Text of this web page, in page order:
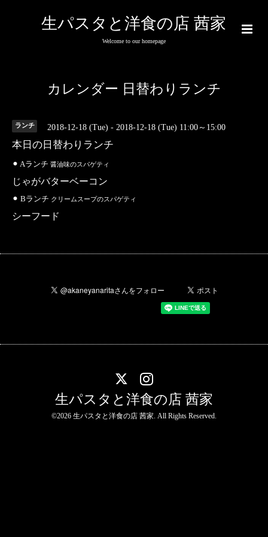
生パスタと洋食の店 茜家
Welcome to our homepage
カレンダー 日替わりランチ
ランチ 2018-12-18 (Tue) - 2018-12-18 (Tue) 11:00～15:00
本日の日替わりランチ
⚫︎ Aランチ 醤油味のスパゲティ
じゃがバターベーコン
⚫︎ Bランチ クリームスープのスパゲティ
シーフード
生パスタと洋食の店 茜家
©2026 生パスタと洋食の店 茜家. All Rights Reserved.